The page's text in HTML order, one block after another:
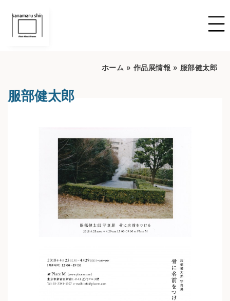
ホーム » 作品展情報 » 服部健太郎
服部健太郎